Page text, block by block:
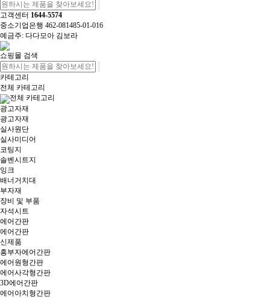
고객센터 1644-5574
중소기업은행 462-081485-01-016
예금주: 다다모아 김보라
쇼핑몰 검색
카테고리
전체 카테고리
전체 카테고리
광고자재
광고자재
실사원단
실사미디어
코팅지
솔벤시트지
잉크
배너거치대
부자재
장비 및 부품
자석시트
에어간판
에어간판
신제품
흥부자에어간판
에어원형간판
에어사각형간판
3D에어간판
에어아치형간판